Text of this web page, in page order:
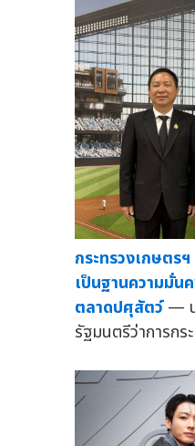
กระทรวงเกษต
เป็นฐานความมั่น
ตลาดปศุสัตว์ —
รัฐมนตรีว่าการกร